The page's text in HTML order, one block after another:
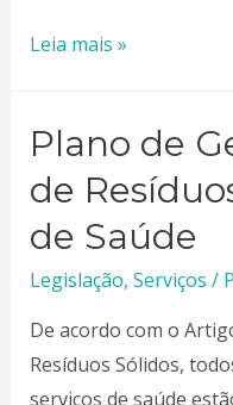
Planos
de
Resíduos
Leia mais »
Plano de
de
de Saúde
Legislação, Serviços /
De acordo com o
Resíduos Sólidos,
serviços de saúde